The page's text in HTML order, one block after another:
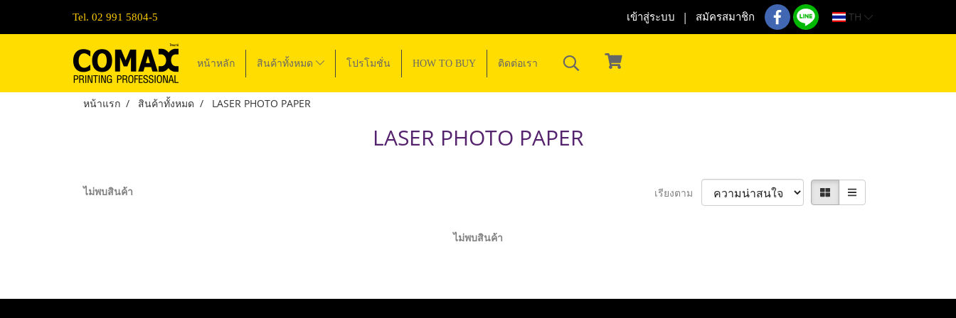
Tel. 02 991 5804-5 เข้าสู่ระบบ สมัครสมาชิก TH
หน้าหลัก สินค้าทั้งหมด โปรโมชั่น HOW TO BUY ติดต่อเรา
หน้าแรก สินค้าทั้งหมด LASER PHOTO PAPER
LASER PHOTO PAPER
ไม่พบสินค้า เรียงตาม
ไม่พบสินค้า